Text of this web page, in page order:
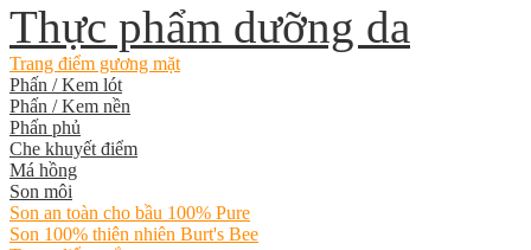
Thực phẩm dưỡng da
Trang điểm gương mặt
Phấn / Kem lót
Phấn / Kem nền
Phấn phủ
Che khuyết điểm
Má hồng
Son môi
Son an toàn cho bầu 100% Pure
Son 100% thiên nhiên Burt's Bee